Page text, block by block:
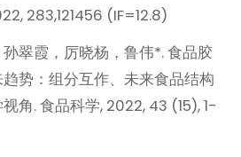
283,121456 (IF=12.8)
翠霞，厉晓杨，鲁伟*. 食品胶
势：组分互作、未来食品结构
角. 食品科学, 2022, 43 (15), 1-